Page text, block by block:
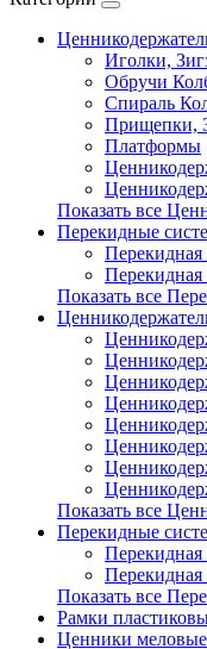
Иголки,
Обручи
Cпираль
Прищепки,
Платформы
Показать все
Перекидные
Перекидная
Показать все
Показать все
Перекидные
Показать все
Рамки
Ценники